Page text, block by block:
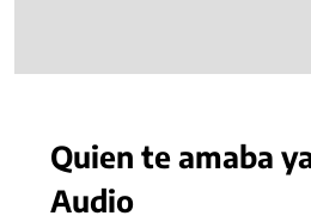
Quien te amaba
Audio